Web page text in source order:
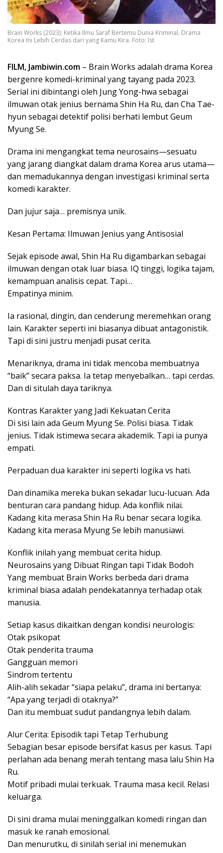
Brain Works (2023): Ketika Ilmu Saraf Bertemu Dunia Kriminal, Drama
Korea Ini Lebih Cerdas dari yang Kamu Kira. Foto: Ist
FILM, Jambiwin.com – Brain Works adalah drama Korea
bergenre komedi-kriminal yang tayang pada 2023.
Serial ini dibintangi oleh Jung Yong-hwa sebagai
ilmuwan otak jenius bernama Shin Ha Ru, dan Cha Tae-
hyun sebagai detektif polisi berhati lembut Geum
Myung Se.
Drama ini mengangkat tema neurosains—sesuatu
yang jarang diangkat dalam drama Korea arus utama—
dan memadukannya dengan investigasi kriminal serta
komedi karakter.
Dan jujur saja… premisnya unik.
Kesan Pertama: Ilmuwan Jenius yang Antisosial
Sejak episode awal, Shin Ha Ru digambarkan sebagai
ilmuwan dengan otak luar biasa. IQ tinggi, logika tajam,
kemampuan analisis cepat. Tapi…
Empatinya minim.
Ia rasional, dingin, dan cenderung meremehkan orang
lain. Karakter seperti ini biasanya dibuat antagonistik.
Tapi di sini justru menjadi pusat cerita.
Menariknya, drama ini tidak mencoba membuatnya
“baik” secara paksa. Ia tetap menyebalkan… tapi cerdas.
Dan di situlah daya tariknya.
Kontras Karakter yang Jadi Kekuatan Cerita
Di sisi lain ada Geum Myung Se. Polisi biasa. Tidak
jenius. Tidak istimewa secara akademik. Tapi ia punya
empati.
Perpaduan dua karakter ini seperti logika vs hati.
Dan dinamika mereka bukan sekadar lucu-lucuan. Ada
benturan cara pandang hidup. Ada konflik nilai.
Kadang kita merasa Shin Ha Ru benar secara logika.
Kadang kita merasa Myung Se lebih manusiawi.
Konflik inilah yang membuat cerita hidup.
Neurosains yang Dibuat Ringan tapi Tidak Bodoh
Yang membuat Brain Works berbeda dari drama
kriminal biasa adalah pendekatannya terhadap otak
manusia.
Setiap kasus dikaitkan dengan kondisi neurologis:
Otak psikopat
Otak penderita trauma
Gangguan memori
Sindrom tertentu
Alih-alih sekadar “siapa pelaku”, drama ini bertanya:
“Apa yang terjadi di otaknya?”
Dan itu membuat sudut pandangnya lebih dalam.
Alur Cerita: Episodik tapi Tetap Terhubung
Sebagian besar episode bersifat kasus per kasus. Tapi
perlahan ada benang merah tentang masa lalu Shin Ha
Ru.
Motif pribadi mulai terkuak. Trauma masa kecil. Relasi
keluarga.
Di sini drama mulai meninggalkan komedi ringan dan
masuk ke ranah emosional.
Dan menurutku, di sinilah serial ini menemukan